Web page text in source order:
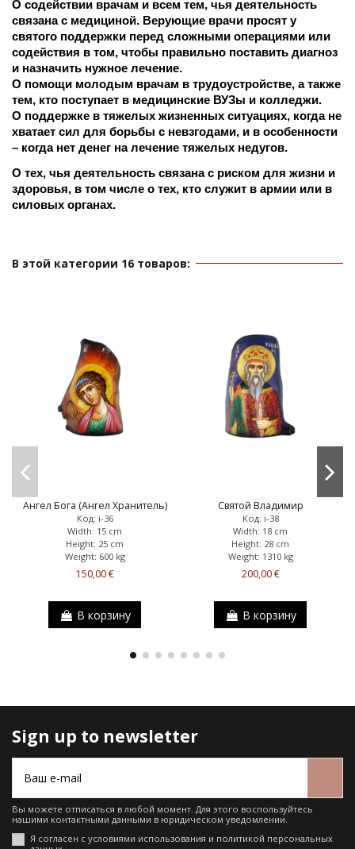
О содействии врачам и всем тем, чья деятельность
связана с медициной. Верующие врачи просят у
святого поддержки перед сложными операциями или
содействия в том, чтобы правильно поставить диагноз
и назначить нужное лечение.
О помощи молодым врачам в трудоустройстве, а также
тем, кто поступает в медицинские ВУЗы и колледжи.
О поддержке в тяжелых жизненных ситуациях, когда не
хватает сил для борьбы с невзгодами, и в особенности
– когда нет денег на лечение тяжелых недугов.
О тех, чья деятельность связана с риском для жизни и
здоровья, в том числе о тех, кто служит в армии или в
силовых органах.
В этой категории 16 товаров:
Ангел Бога (Ангел Хранитель)
Код: i-36
Width: 15 cm
Height: 25 cm
Weight: 600 kg
150,00 €
В корзину
Святой Владимир
Код: i-38
Width: 18 cm
Height: 28 cm
Weight: 1310 kg
200,00 €
В корзину
Sign up to newsletter
Вы можете отписаться в любой момент. Для этого воспользуйтесь
нашими контактными данными в юридическом уведомлении.
Я согласен с условиями использования и политикой персональных